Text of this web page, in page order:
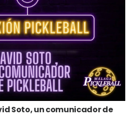
Soto, un comunicador de